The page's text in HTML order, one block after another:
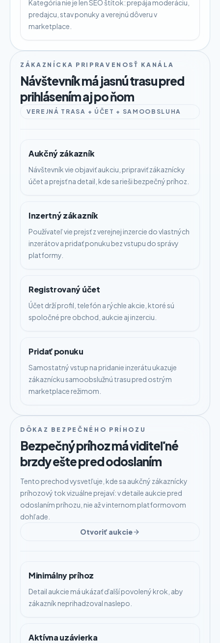
Kategória nie je len SEO štítok: prepája moderáciu,
predajcu, stav ponuky a verejnú dôveru v
marketplace.
ZÁKAZNÍCKA PRIPRAVENOSŤ KANÁLA
Návštevník má jasnú trasu pred
prihlásením aj po ňom
VEREJNÁ TRASA + ÚČET + SAMOOBSLUHA
Aukčný zákazník
Návštevník vie objaviť aukciu, pripraviť zákaznícky
účet a prejsť na detail, kde sa rieši bezpečný príhoz.
Inzertný zákazník
Používateľ vie prejsť z verejnej inzercie do vlastných
inzerátov a pridať ponuku bez vstupu do správy
platformy.
Registrovaný účet
Účet drží profil, telefón a rýchle akcie, ktoré sú
spoločné pre obchod, aukcie aj inzerciu.
Pridať ponuku
Samostatný vstup na pridanie inzerátu ukazuje
zákaznícku samoobslužnú trasu pred ostrým
marketplace režimom.
DÔKAZ BEZPEČNÉHO PRÍHOZU
Bezpečný príhoz má viditeľné
brzdy ešte pred odoslaním
Tento prechod vysvetľuje, kde sa aukčný zákaznícky
príhozový tok vizuálne prejaví: v detaile aukcie pred
odoslaním príhozu, nie až v internom platformovom
dohľade.
Otvoriť aukcie
Minimálny príhoz
Detail aukcie má ukázať ďalší povolený krok, aby
zákazník neprihadzoval naslepo.
Aktívna uzávierka